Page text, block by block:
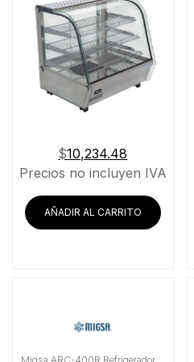
$10,234.48
Precios no incluyen IVA
AÑADIR AL CARRITO